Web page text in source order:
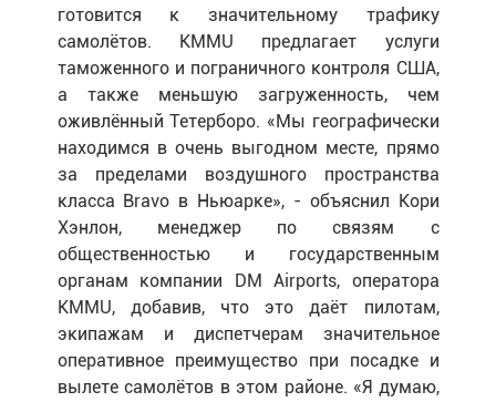
готовится к значительному трафику
самолётов. KMMU предлагает услуги
таможенного и пограничного контроля США,
а также меньшую загруженность, чем
оживлённый Тетерборо. «Мы географически
находимся в очень выгодном месте, прямо
за пределами воздушного пространства
класса Bravo в Ньюарке», - объяснил Кори
Хэнлон, менеджер по связям с
общественностью и государственным
органам компании DM Airports, оператора
KMMU, добавив, что это даёт пилотам,
экипажам и диспетчерам значительное
оперативное преимущество при посадке и
вылете самолётов в этом районе. «Я думаю,